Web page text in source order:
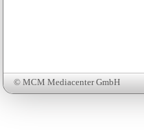
© MCM Mediacenter GmbH